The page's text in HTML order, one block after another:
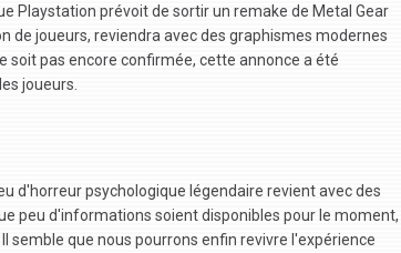
Playstation prévoit de sortir un remake de Metal Gear
de joueurs, reviendra avec des graphismes modernes
soit pas encore confirmée, cette annonce a été
joueurs.
d'horreur psychologique légendaire revient avec des
peu d'informations soient disponibles pour le moment,
semble que nous pourrons enfin revivre l'expérience